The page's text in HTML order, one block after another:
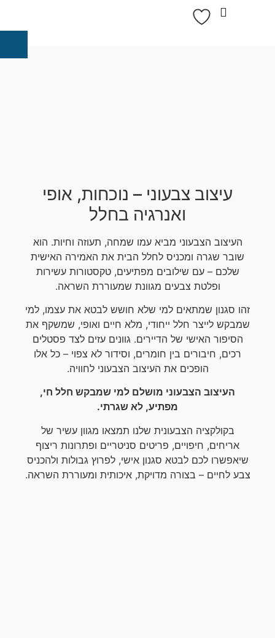
עיצוב צבעוני – נוכחות, אופי
ואנרגיה בחלל
העיצוב הצבעוני מביא עמו שמחה, תעוזה וחיות. הוא
שובר שגרה ומכניס לחלל הבית את האמירה האישית
שלכם – עם שילובים מפתיעים, טקסטורות עשירות
ופלטת צבעים מגוונת שמעוררת השראה.
זהו סגנון שמתאים למי שלא חושש לבטא את עצמו, למי
שמבקש לייצר חלל ייחודי, מלא חיים ואופי, שמשקף את
הסיפור האישי של הדיירים. גוונים עזים לצד פסטלים
רכים, חיבורים בין חומרים, וסידור לא צפוי – כל אלו
הופכים את העיצוב הצבעוני לחוויה.
העיצוב הצבעוני מושלם למי שמבקש חלל חי,
מפתיע, לא שגרתי.
בקולקציה הצבעונית שלנו תמצאו מגוון עשיר של
אריחים, חיפויים, פריטים סניטריים ופתרונות ריצוף
שיאפשרו לכם לבטא סגנון אישי, לפרוץ גבולות ולהכניס
צבע לחיים – בצורה מדויקת, איכותית ומעוררת השראה.